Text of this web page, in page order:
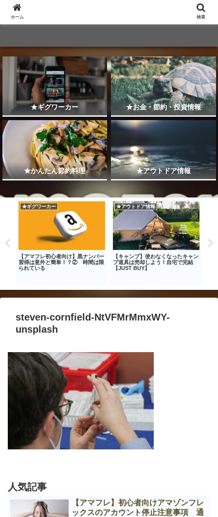
★ギグワーカー ★お金・節約・投資情報
★かんたん節約料理 ★アウトドア情報
★ギグワーカー
【アマフレ初心者向け】黒ナンバー
習得は意外と簡単！？② 時間は限
られている
★アウトドア情報
【キャンプ】使わなくなったキャン
プ道具は売却しよう！自宅で完結
【JUST BUY】
steven-cornfield-NtVFMrMmxWY-
unsplash
人気記事
【アマフレ】初心者向けアマゾンフレ
ックスのアカウント停止注意事項 通
ホーム 検索